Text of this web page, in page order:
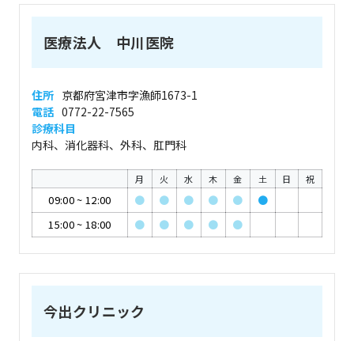
医療法人 中川医院
住所 京都府宮津市字漁師1673-1
電話 0772-22-7565
診療科目
内科、消化器科、外科、肛門科
月 火 水 木 金 土 日 祝
09:00~ 12:00 ● ● ● ● ●
●
15:00~ 18:00 ● ● ● ● ●
今出クリニック